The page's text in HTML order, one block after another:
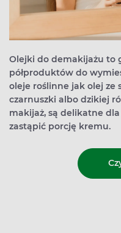
Olejki do demakijażu to
półproduktów do
oleje roślinne jak olej ze
czarnuszki albo dzikiej
makijaż, są delikatne
zastąpić porcję kremu.